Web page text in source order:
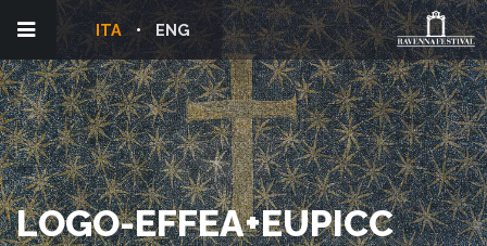
ENG
ITA
LOGO-EFFEA+EUPICC